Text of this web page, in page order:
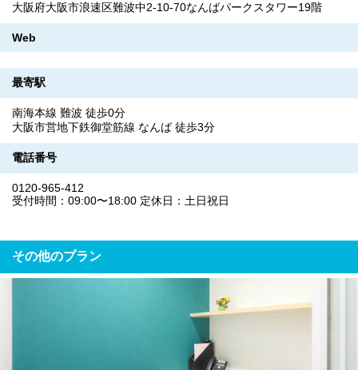
大阪府大阪市浪速区難波中2-10-70なんばパークスタワー19階
Web
最寄駅
南海本線 難波 徒歩0分
大阪市営地下鉄御堂筋線 なんば 徒歩3分
電話番号
0120-965-412
受付時間：09:00〜18:00 定休日：土日祝日
その他のプラン